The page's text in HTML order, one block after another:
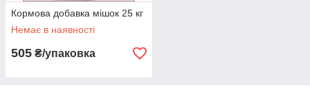
Кормова добавка мішок 25 кг
Немає в наявності
505 ₴/упаковка